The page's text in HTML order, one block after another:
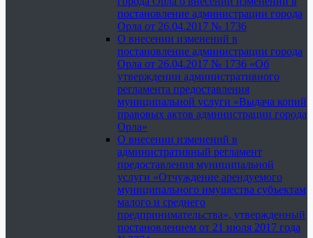
постановление администрации города
Орла от 26.04.2017 № 1736
О внесении изменений в
постановление администрации города
Орла от 26.04.2017 № 1736 «Об
утверждении административного
регламента предоставления
муниципальной услуги «Выдача копий
правовых актов администрации города
Орла»
О внесении изменений в
административный регламент
предоставления муниципальной
услуги «Отчуждение арендуемого
муниципального имущества субъектам
малого и среднего
предпринимательства», утвержденный
постановлением от 21 июля 2017 года